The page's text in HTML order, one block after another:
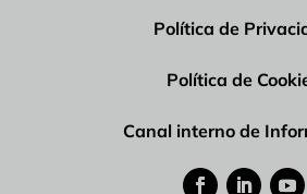
Política de
Política de
Canal interno de